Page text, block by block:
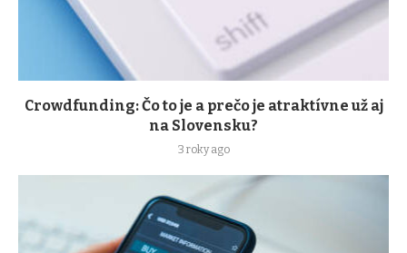
Crowdfunding: Čo to je a prečo je atraktívne už aj
na Slovensku?
3 roky ago